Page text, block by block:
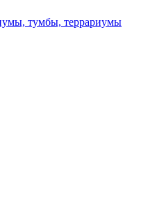
тумбы, террариумы